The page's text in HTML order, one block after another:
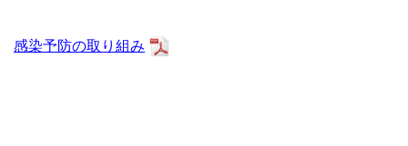
感染予防の取り組み